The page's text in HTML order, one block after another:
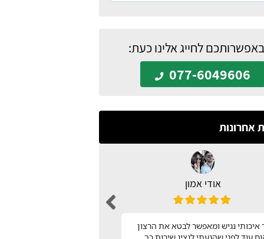
לחייג אלינו כעת:
077-6049606
אחרונות
אודי אמון
איכותי נגיש ומאפשר לבטא את הרצון